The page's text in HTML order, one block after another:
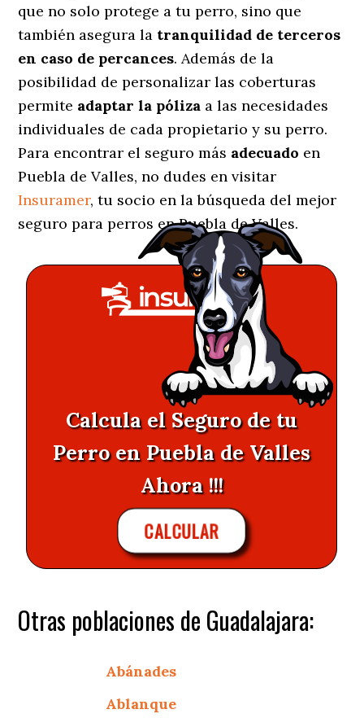
que no solo protege a tu perro, sino que
también asegura la tranquilidad de terceros
en caso de percances. Además de la
posibilidad de personalizar las coberturas
permite adaptar la póliza a las necesidades
individuales de cada propietario y su perro.
Para encontrar el seguro más adecuado en
Puebla de Valles, no dudes en visitar
Insuramer, tu socio en la búsqueda del mejor
seguro para perros en Puebla de Valles.
Calcula el Seguro de tu
Perro en Puebla de Valles
Ahora !!!
CALCULAR
Otras poblaciones de Guadalajara:
Abánades
Ablanque